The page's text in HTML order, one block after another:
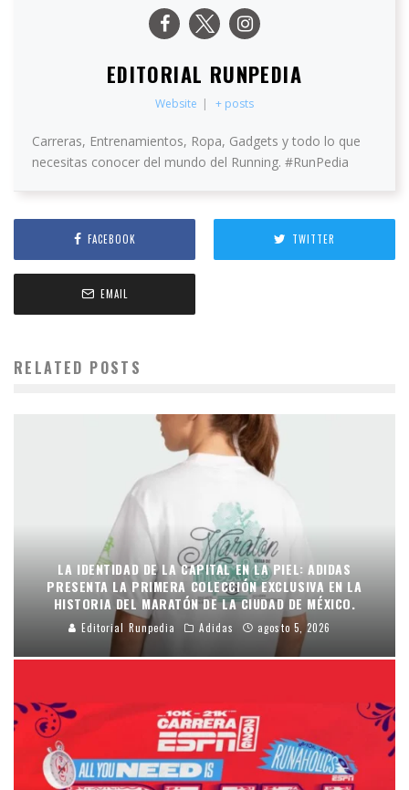
EDITORIAL RUNPEDIA
Website | + posts
Carreras, Entrenamientos, Ropa, Gadgets y todo lo que
necesitas conocer del mundo del Running. #RunPedia
FACEBOOK TWITTER
EMAIL
RELATED POSTS
LA IDENTIDAD DE LA CAPITAL EN LA PIEL: ADIDAS
PRESENTA LA PRIMERA COLECCIÓN EXCLUSIVA EN LA
HISTORIA DEL MARATÓN DE LA CIUDAD DE MÉXICO.
Editorial Runpedia Adidas agosto 5, 2026